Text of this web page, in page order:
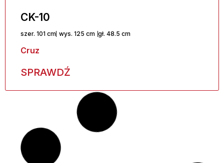
CK-10
Cruz
szer. 101 cm wys. 125 cm gł. 48.5 cm
SPRAWDŹ